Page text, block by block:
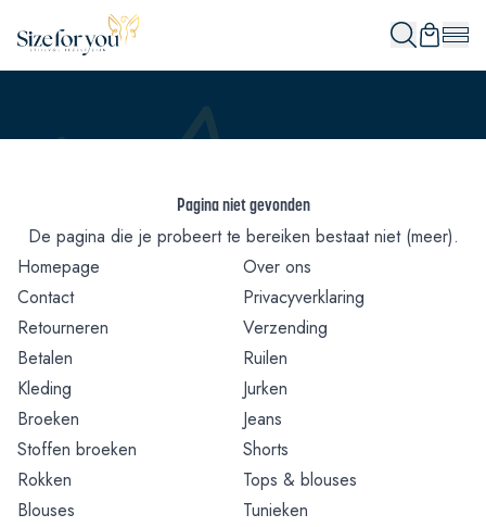
Pagina niet gevonden
De pagina die je probeert te bereiken bestaat niet (meer).
Homepage
Over ons
Contact
Privacyverklaring
Retourneren
Verzending
Betalen
Ruilen
Kleding
Jurken
Broeken
Jeans
Stoffen broeken
Shorts
Rokken
Tops & blouses
Blouses
Tunieken